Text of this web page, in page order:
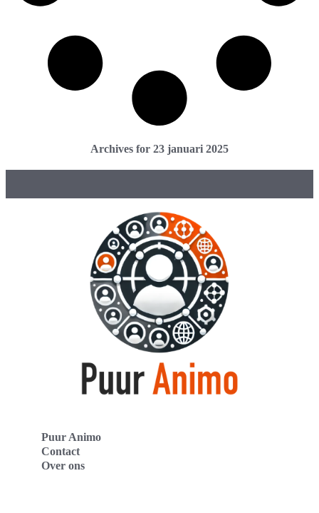
Archives for 23 januari 2025
Puur Animo
Contact
Over ons